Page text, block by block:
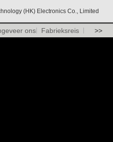
(HK) Electronics Co., Limited
ons Fabrieksreis >>